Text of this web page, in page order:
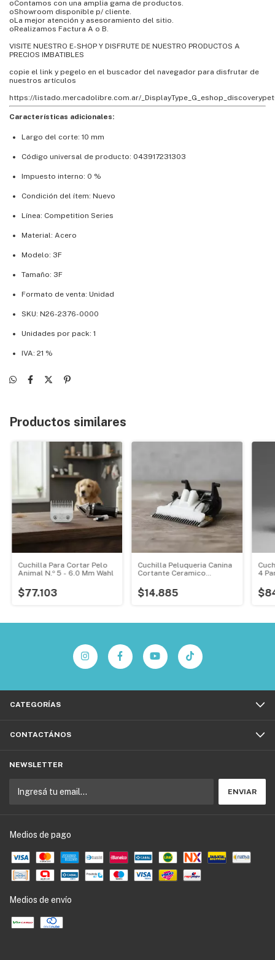
oContamos con una amplia gama de productos.
oShowroom disponible p/ cliente.
oLa mejor atención y asesoramiento del sitio.
oRealizamos Factura A o B.
VISITE NUESTRO E-SHOP Y DISFRUTE DE NUESTRO PRODUCTOS A
PRECIOS IMBATIBLES
copie el link y pegelo en el buscador del navegador para disfrutar de
nuestros artículos
https://listado.mercadolibre.com.ar/
Características adicionales:
Largo del corte: 10 mm
Código universal de producto: 043917231303
Impuesto interno: 0 %
Condición del ítem: Nuevo
Línea: Competition Series
Material: Acero
Modelo: 3F
Tamaño: 3F
Formato de venta: Unidad
SKU: N26-2376-0000
Unidades por pack: 1
IVA: 21 %
Productos similares
Cuchilla Para Cortar Pelo
Animal N.º 5 - 6.0 Mm Wahl
$77.103
Cuchilla Peluqueria Canina
Cortante Ceramico
$14.885
4
CATEGORÍAS
CONTACTÁNOS
NEWSLETTER
Medios de pago
Medios de envío